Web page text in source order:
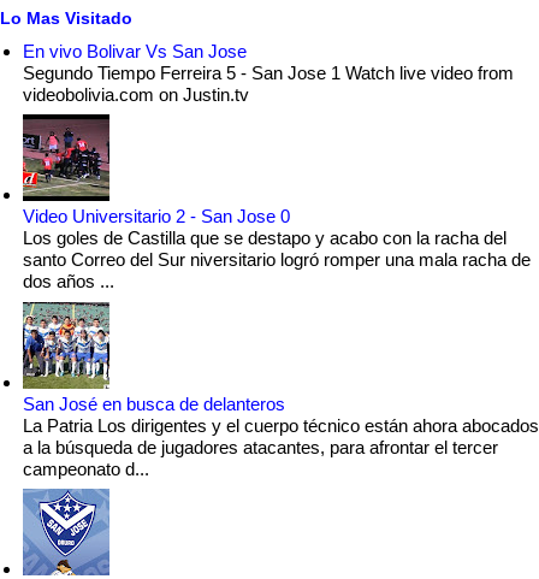
Lo Mas Visitado
En vivo Bolivar Vs San Jose
Segundo Tiempo Ferreira 5 - San Jose 1 Watch live video from
videobolivia.com on Justin.tv
Video Universitario 2 - San Jose 0
Los goles de Castilla que se destapo y acabo con la racha del
santo Correo del Sur niversitario logró romper una mala racha de
dos años ...
San José en busca de delanteros
La Patria Los dirigentes y el cuerpo técnico están ahora abocados
a la búsqueda de jugadores atacantes, para afrontar el tercer
campeonato d...